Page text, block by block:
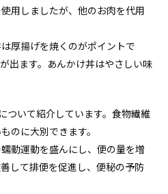
用しましたが、他のお肉を代用
厚揚げを焼くのがポイントで
出ます。あんかけ丼はやさしい味
ついて紹介しています。食物繊維
のに大別できます。
動運動を盛んにし、便の量を増
して排便を促進し、便秘の予防